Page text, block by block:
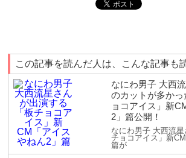
この記事を読んだ人は、こんな記事も
なにわ男子 大西
のカットが多か
ョコアイス」新
2」篇公開！
なにわ男子 大西流
チョコアイス」新
篇が